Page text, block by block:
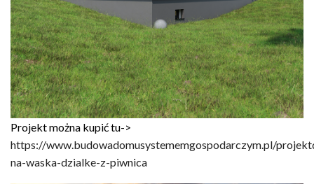
Projekt można kupić tu->
https://www.budowadomusystememgospodarczym.pl/
na-waska-dzialke-z-piwnica